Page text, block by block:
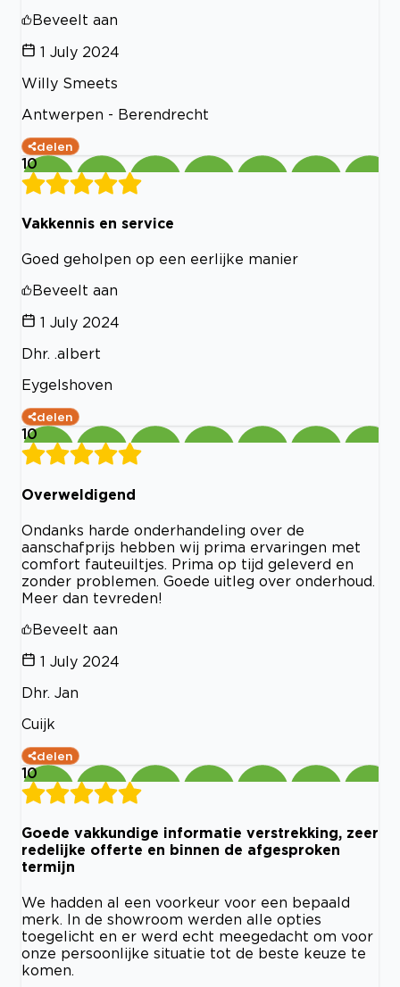
Beveelt aan
1 July 2024
Willy Smeets
Antwerpen - Berendrecht
delen
10
Vakkennis en service
Goed geholpen op een eerlijke manier
Beveelt aan
1 July 2024
Dhr. .albert
Eygelshoven
delen
10
Overweldigend
Ondanks harde onderhandeling over de
aanschafprijs hebben wij prima ervaringen met
comfort fauteuiltjes. Prima op tijd geleverd en
zonder problemen. Goede uitleg over onderhoud.
Meer dan tevreden!
Beveelt aan
1 July 2024
Dhr. Jan
Cuijk
delen
10
Goede vakkundige informatie verstrekking, zeer
redelijke offerte en binnen de afgesproken
termijn
We hadden al een voorkeur voor een bepaald
merk. In de showroom werden alle opties
toegelicht en er werd echt meegedacht om voor
onze persoonlijke situatie tot de beste keuze te
komen.